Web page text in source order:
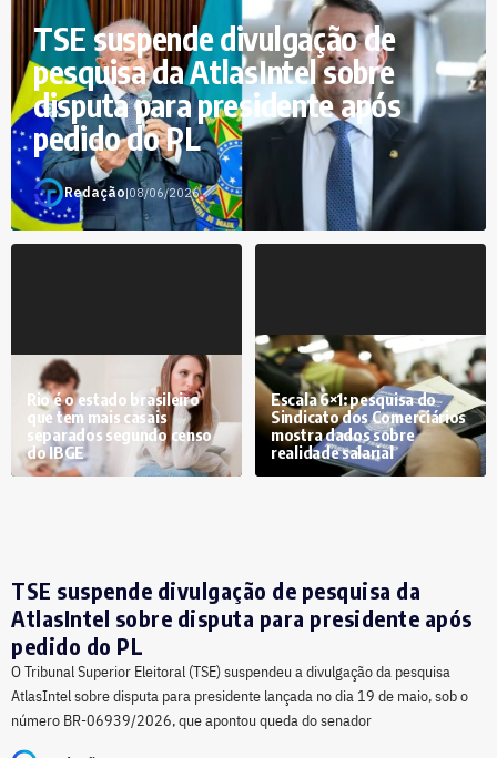
TSE suspende divulgação de
pesquisa da AtlasIntel sobre
disputa para presidente após
pedido do PL
Redação|08/06/2026
Rio é o estado brasileiro
que tem mais casais
separados segundo censo
do IBGE
Escala 6×1: pesquisa do
Sindicato dos Comerciários
mostra dados sobre
realidade salarial
TSE suspende divulgação de pesquisa da
AtlasIntel sobre disputa para presidente após
pedido do PL
O Tribunal Superior Eleitoral (TSE) suspendeu a divulgação da pesquisa
AtlasIntel sobre disputa para presidente lançada no dia 19 de maio, sob o
número BR-06939/2026, que apontou queda do senador